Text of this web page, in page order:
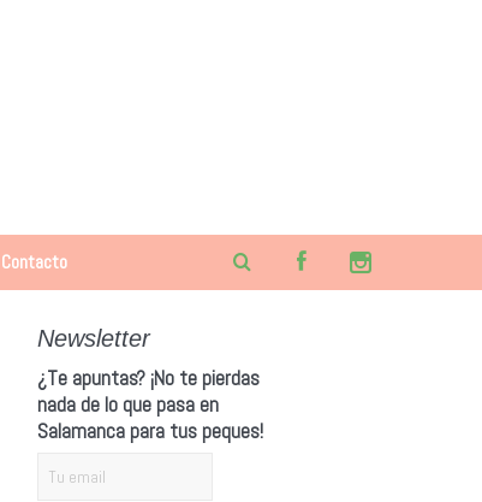
Contacto
Newsletter
¿Te apuntas? ¡No te pierdas
nada de lo que pasa en
Salamanca para tus peques!